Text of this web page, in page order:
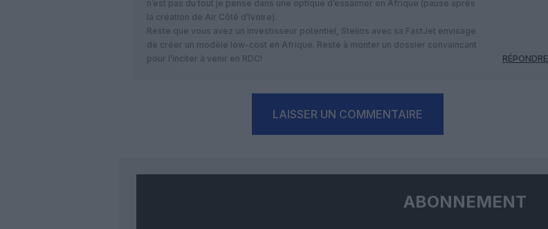
n’est pas du tout je pense dans une optique d’essaimer en Afrique (pause après
la création de Air Côté d’Ivoire).
Reste que vous avez un investisseur potentiel, Stelios avec sa FastJet envisage
de créer un modèle low-cost en Afrique. Reste à monter un dossier convaincant
pour l’inciter à venir en RDC!
RÉPONDRE
LAISSER UN COMMENTAIRE
ABONNEMENT